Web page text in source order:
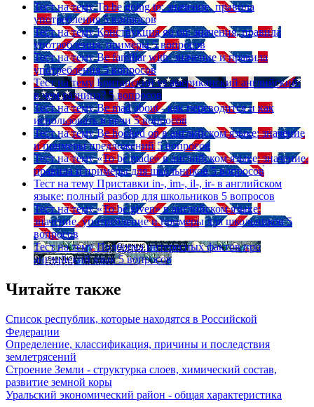
Тест на тему To be going to: значение, правила
употребления 5 вопросов
Тест на тему Конструкция go on: значения, правила
употребления, примеры 5 вопросов
Тест на тему Be familiar with: значение и правила
употребления 5 вопросов
Тест на тему Британский vs американский английский:
в чем разница? 5 вопросов
Тест на тему Be mad about - как переводится и как
использовать в речи 5 вопросов
Тест на тему Be hooked on в английском языке: значение
и примеры предложений 5 вопросов
Тест на тему «To be made» в английском языке: значение,
правила и примеры для школьников 5 вопросов
Тест на тему Приставки in-, im-, il-, ir- в английском
языке: полный разбор для школьников 5 вопросов
Тест на тему «To be given» в английском языке:
значение, употребление и примеры для школьников 5
вопросов
Тест на тему Подборка интересных фактов про
английский язык 5 вопросов
Читайте также
Список республик, которые находятся в Российской
Федерации
Определение, классификация, причины и последствия
землетрясений
Строение Земли - структурка слоев, химический состав,
развитие земной коры
Уральский экономический район - общая характеристика